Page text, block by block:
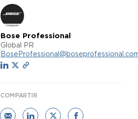
Bose Professional
Global PR
COMPARTIR